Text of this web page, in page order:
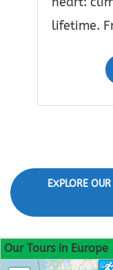
lifetime.
EXPLORE
Our Tours in Europe